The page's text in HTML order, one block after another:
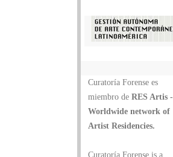
Curatoría Forense es
miembro de RES Artis -
Worldwide network of
Artist Residencies.
Curatoría Forense is a